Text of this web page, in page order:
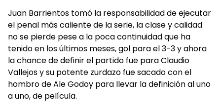
Juan Barrientos tomó la responsabilidad de ejecutar
el penal más caliente de la serie, la clase y calidad
no se pierde pese a la poca continuidad que ha
tenido en los últimos meses, gol para el 3-3 y ahora
la chance de definir el partido fue para Claudio
Vallejos y su potente zurdazo fue sacado con el
hombro de Ale Godoy para llevar la definición al uno
a uno, de película.